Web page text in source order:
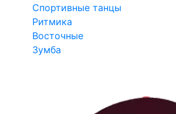
Спортивные танцы
Ритмика
Восточные
Зумба